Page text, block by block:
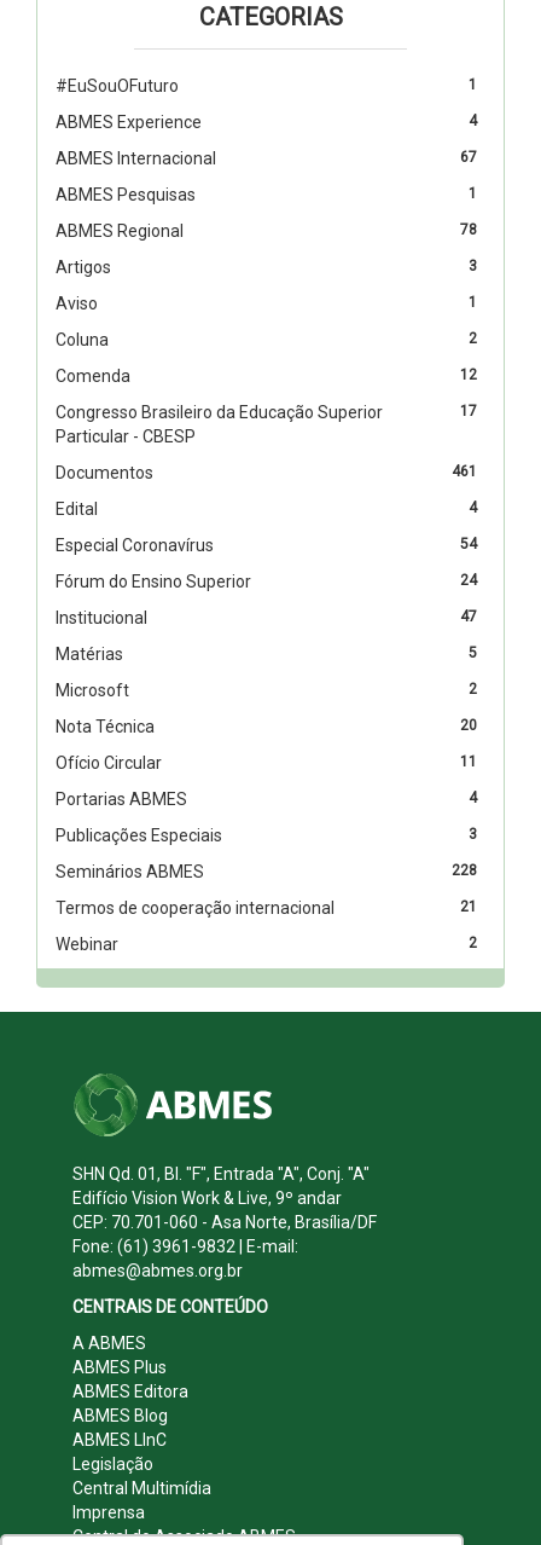
CATEGORIAS
1
#EuSouOFuturo
4
ABMES Experience
67
ABMES Internacional
1
ABMES Pesquisas
78
ABMES Regional
3
Artigos
1
Aviso
2
Coluna
12
Comenda
17
Congresso Brasileiro da Educação Superior
Particular - CBESP
461
Documentos
4
Edital
54
Especial Coronavírus
24
Fórum do Ensino Superior
47
Institucional
5
Matérias
2
Microsoft
20
Nota Técnica
11
Ofício Circular
4
Portarias ABMES
3
Publicações Especiais
228
Seminários ABMES
21
Termos de cooperação internacional
2
Webinar
SHN Qd. 01, Bl. "F", Entrada "A", Conj. "A"
Edifício Vision Work & Live, 9º andar
CEP: 70.701-060 - Asa Norte, Brasília/DF
Fone: (61) 3961-9832 | E-mail:
abmes@abmes.org.br
CENTRAIS DE CONTEÚDO
A ABMES
ABMES Plus
ABMES Editora
ABMES Blog
ABMES LInC
Legislação
Central Multimídia
Imprensa
Central do Associado ABMES